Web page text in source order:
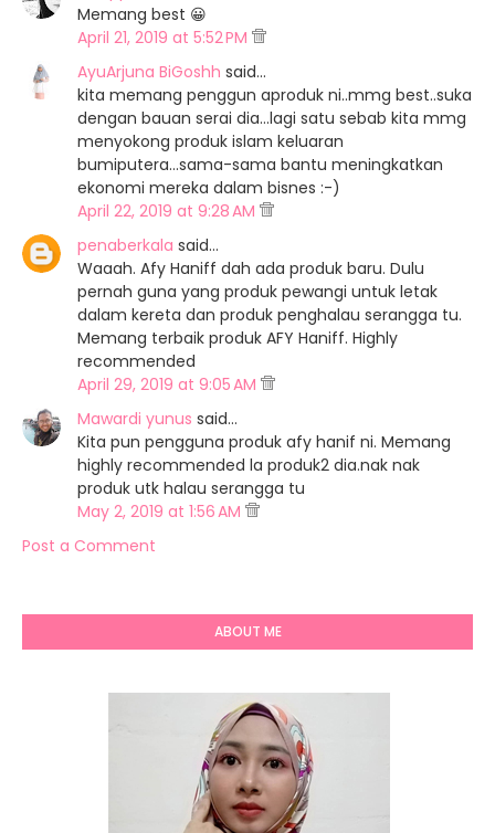
Memang best 😀
April 21, 2019 at 5:52 PM
AyuArjuna BiGoshh said…
kita memang penggun aproduk ni..mmg best..suka
dengan bauan serai dia...lagi satu sebab kita mmg
menyokong produk islam keluaran
bumiputera...sama-sama bantu meningkatkan
ekonomi mereka dalam bisnes :-)
April 22, 2019 at 9:28 AM
penaberkala said…
Waaah. Afy Haniff dah ada produk baru. Dulu
pernah guna yang produk pewangi untuk letak
dalam kereta dan produk penghalau serangga tu.
Memang terbaik produk AFY Haniff. Highly
recommended
April 29, 2019 at 9:05 AM
Mawardi yunus said…
Kita pun pengguna produk afy hanif ni. Memang
highly recommended la produk2 dia.nak nak
produk utk halau serangga tu
May 2, 2019 at 1:56 AM
Post a Comment
ABOUT ME